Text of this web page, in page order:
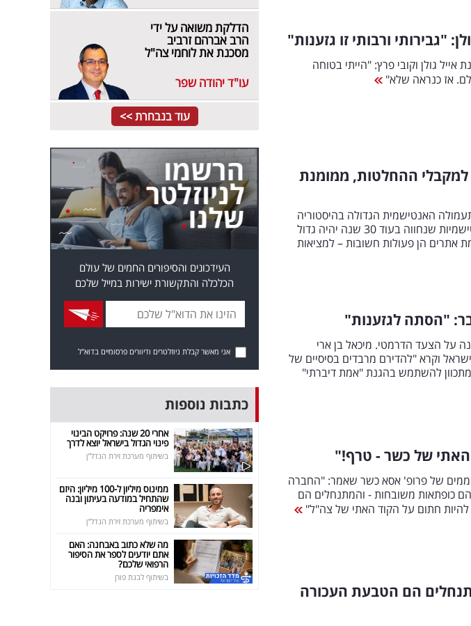
"גבירותי ורבותי זו גזענות"
אייל גולן וקובי פרץ: "הייתי בטוחה
אז כנראה שלא"
ההחלטות, ממומנת
האנטישמית הגדולה בהיסטוריה
ולא נבין את הכלים והמסרים החדשים, גל האנטישמיות שנחווה בעוד 30 שנה יהיה גדול
אתרים הן פעולות חשובות – למציאות
"הסתה לגזענות"
על הצעד הדרמטי. מיכאל בן ארי
וקרא "להדירם מרבדים בסיסיים של
להשתמש בהגנת "אמת דיברתי"
האתי של כשר - טרף!
"
של פרופ' אסא כשר שאמר: "החברה
כופתאות משובחות - והמתנחלים הם
חתום על הקוד האתי של צה"ל"
הם הטבעת העכורה
הדלקת משואה על ידי
הרב אברהם זרביב
מסכנת את לוחמי צה"ל
עו"ד יהודה שפר
עוד בנבחרת >>
העידכונים והסיפורים החמים של עולם
הכלכלה והתקשורת ישירות במייל שלכם
אני מאשר קבלת ניוזלטרים ודיוורים פרסומיים בדוא"ל
כתבות נוספות
אחרי 20 שנה: פרויקט הבינוי
פינוי הגדול בישראל יוצא לדרך
בשיתוף מערכת זירת הנדל"ן
ממינוס מיליון ל-100 מיליון: היזם
שהתחיל במודעה בעיתון ובנה
אימפריה
בשיתוף מערכת זירת הנדל"ן
מה שלא כתוב באבחנה: האם
אתם יודעים לספר את הסיפור
הרפואי שלכם?
בשיתוף לבנת פורן